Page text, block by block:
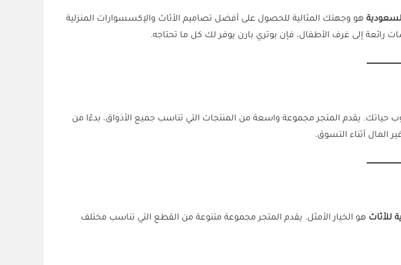
هو وجهتك المثالية للحصول على أفضل تصاميم الأثاث والإكسسوارات المنزلية
إلى غرف الأطفال، فإن بوتري بارن يوفر لك كل ما تحتاجه.
يقدم المتجر مجموعة واسعة من المنتجات التي تناسب جميع الأذواق، بدءًا من
المال أثناء التسوق.
للأثاث هو الخيار الأمثل. يقدم المتجر مجموعة متنوعة من القطع التي تناسب مختلف